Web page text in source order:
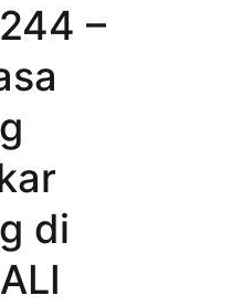
–
di